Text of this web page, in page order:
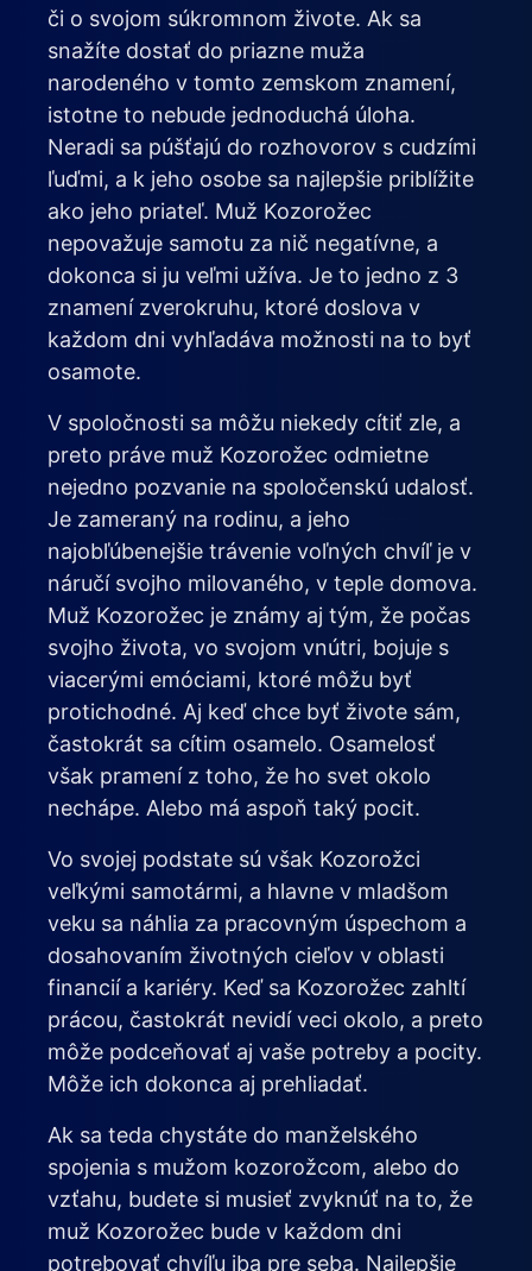
či o svojom súkromnom živote. Ak sa
snažíte dostať do priazne muža
narodeného v tomto zemskom znamení,
istotne to nebude jednoduchá úloha.
Neradi sa púšťajú do rozhovorov s cudzími
ľuďmi, a k jeho osobe sa najlepšie priblížite
ako jeho priateľ. Muž Kozorožec
nepovažuje samotu za nič negatívne, a
dokonca si ju veľmi užíva. Je to jedno z 3
znamení zverokruhu, ktoré doslova v
každom dni vyhľadáva možnosti na to byť
osamote.
V spoločnosti sa môžu niekedy cítiť zle, a
preto práve muž Kozorožec odmietne
nejedno pozvanie na spoločenskú udalosť.
Je zameraný na rodinu, a jeho
najobľúbenejšie trávenie voľných chvíľ je v
náručí svojho milovaného, v teple domova.
Muž Kozorožec je známy aj tým, že počas
svojho života, vo svojom vnútri, bojuje s
viacerými emóciami, ktoré môžu byť
protichodné. Aj keď chce byť živote sám,
častokrát sa cítim osamelo. Osamelosť
však pramení z toho, že ho svet okolo
nechápe. Alebo má aspoň taký pocit.
Vo svojej podstate sú však Kozorožci
veľkými samotármi, a hlavne v mladšom
veku sa náhlia za pracovným úspechom a
dosahovaním životných cieľov v oblasti
financií a kariéry. Keď sa Kozorožec zahltí
prácou, častokrát nevidí veci okolo, a preto
môže podceňovať aj vaše potreby a pocity.
Môže ich dokonca aj prehliadať.
Ak sa teda chystáte do manželského
spojenia s mužom kozorožcom, alebo do
vzťahu, budete si musieť zvyknúť na to, že
muž Kozorožec bude v každom dni
potrebovať chvíľu iba pre seba. Najlepšie